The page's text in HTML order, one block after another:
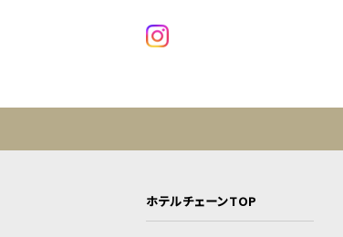
ホテルチェーンTOP